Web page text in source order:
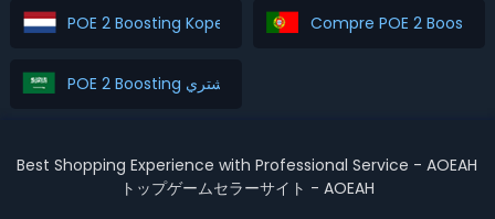
POE 2 Boosting Kopen Compre POE 2 Boosting
POE 2 Boosting اشتري
Best Shopping Experience with Professional Service - AOEAH
トップゲームセラーサイト - AOEAH